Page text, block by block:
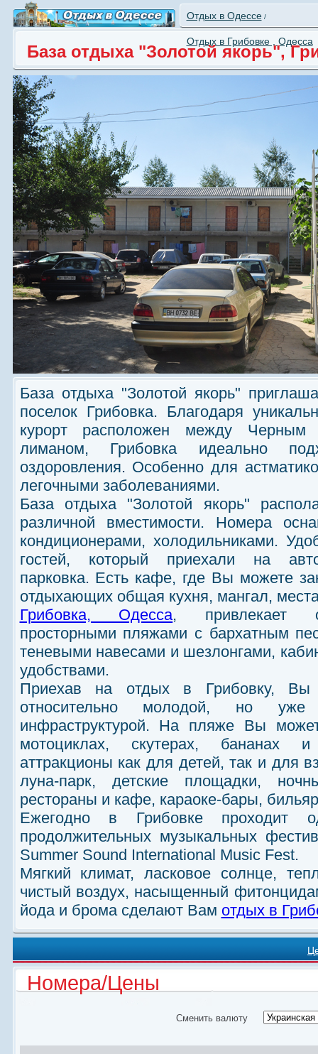
Отдых в Одессе/
Отдых в Грибовке , Одесса
База отдыха "Золотой якорь",
База отдыха "Золотой якорь"
поселок Грибовка. Благодаря
курорт расположен между
лиманом, Грибовка идеально
оздоровления. Особенно для
легочными заболеваниями.
База отдыха "Золотой якорь"
различной вместимости. Номера
кондиционерами, холодильниками.
гостей, который приехали на
парковка. Есть кафе, где Вы можете
отдыхающих общая кухня, мангал,
Грибовка, Одесса, привлекает
просторными пляжами с бархатным
теневыми навесами и шезлонгами,
удобствами.
Приехав на отдых в Грибовку, Вы
относительно молодой, но
инфраструктурой. На пляже Вы
мотоциклах, скутерах, бананах
аттракционы как для детей, так и для
луна-парк, детские площадки,
рестораны и кафе, караоке-бары,
Ежегодно в Грибовке проходит
продолжительных музыкальных
Summer Sound International Music Fest.
Мягкий климат, ласковое солнце,
чистый воздух, насыщенный
йода и брома сделают Вам отдых в
Номера/Цены
Сменить валюту